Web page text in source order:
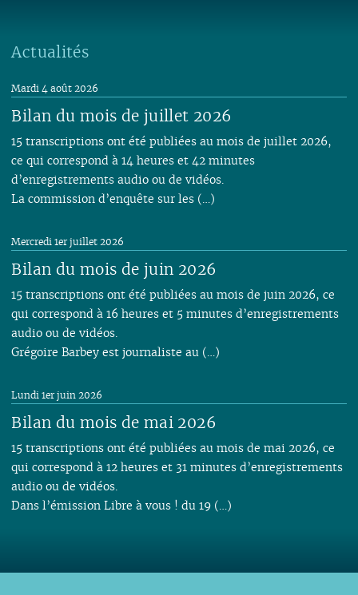
Actualités
Bilan du mois de juillet 2026
Mardi 4 août 2026
15 transcriptions ont été publiées au mois de juillet 2026,
ce qui correspond à 14 heures et 42 minutes
d’enregistrements audio ou de vidéos.
La commission d’enquête sur les (…)
Bilan du mois de juin 2026
Mercredi 1er juillet 2026
15 transcriptions ont été publiées au mois de juin 2026, ce
qui correspond à 16 heures et 5 minutes d’enregistrements
audio ou de vidéos.
Grégoire Barbey est journaliste au (…)
Bilan du mois de mai 2026
Lundi 1er juin 2026
15 transcriptions ont été publiées au mois de mai 2026, ce
qui correspond à 12 heures et 31 minutes d’enregistrements
audio ou de vidéos.
Dans l’émission Libre à vous ! du 19 (…)